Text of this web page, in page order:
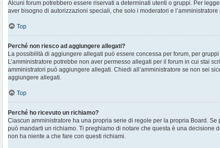
Alcuni forum potrebbero essere riservati a determinati utenti o gruppi. Per
aver bisogno di autorizzazioni speciali, che solo i moderatori e
Top
Perché non riesco ad aggiungere allegati?
La possibilità di aggiungere allegati può essere concessa per forum, per
L’amministratore potrebbe non aver permesso allegati per il forum in cui stai
amministratori può aggiungere allegati. Chiedi all’amministratore se non sei
aggiungere allegati.
Top
Perché ho ricevuto un richiamo?
Ciascun amministratore ha una propria serie di regole per la propria Board.
può mandarti un richiamo. Ti preghiamo di notare che questa è una decisione
non ha niente a che fare con questi richiami.